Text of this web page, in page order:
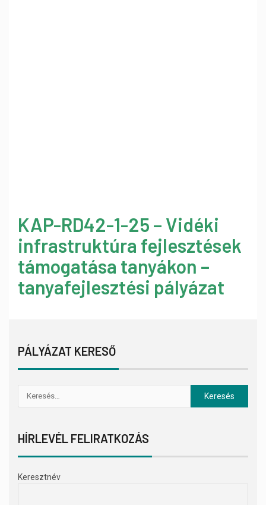
KAP-RD42-1-25 – Vidéki
infrastruktúra fejlesztések
támogatása tanyákon –
tanyafejlesztési pályázat
PÁLYÁZAT KERESŐ
HÍRLEVÉL FELIRATKOZÁS
Keresztnév